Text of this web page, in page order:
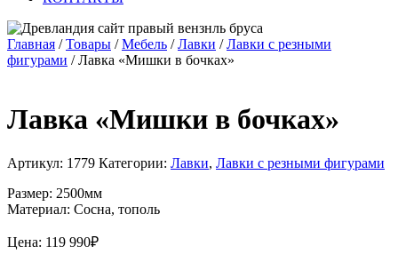
Главная /Товары /Мебель /Лавки /Лавки с резными
фигурами /Лавка «Мишки в бочках»
Лавка «Мишки в бочках»
Артикул: 1779 Категории: Лавки, Лавки с резными фигурами
Размер: 2500мм
Материал: Сосна, тополь
Цена: 119 990₽